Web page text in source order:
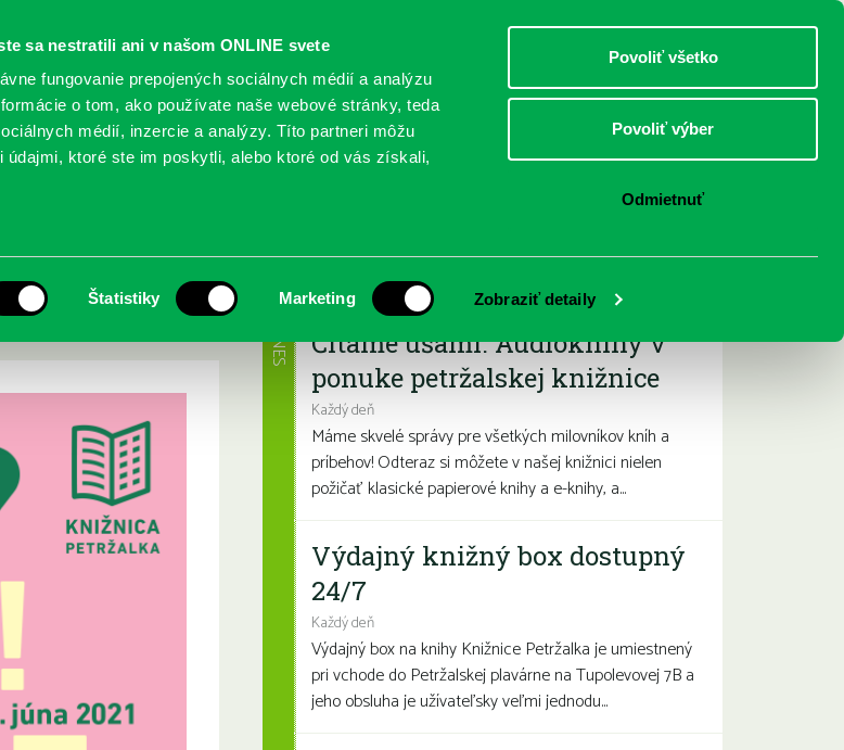
sa nestratili ani v našom ONLINE svete
fungovanie prepojených sociálnych médií a analýzu
o tom, ako používate naše webové stránky, teda
médií, inzercie a analýzy. Títo partneri môžu
ktoré ste im poskytli, alebo ktoré od vás získali,
Štatistiky Marketing Zobraziť detaily
Povoliť všetko
Povoliť výber
Odmietnuť
DOSPELÍ
PODUJATIA POBOČKY O KNIŽNICI
Najbližšie podujatia
Čítame ušami. Audioknihy v
ponuke petržalskej knižnice
Každý deň
Máme skvelé správy pre všetkých milovníkov kníh a
príbehov! Odteraz si môžete v našej knižnici nielen
požičať klasické papierové knihy a e-knihy, a...
DNES
Výdajný knižný box dostupný
24/7
Každý deň
Výdajný box na knihy Knižnice Petržalka je umiestnený
pri vchode do Petržalskej plavárne na Tupolevovej 7B a
jeho obsluha je užívateľsky veľmi jednodu...